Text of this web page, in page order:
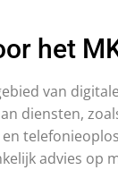
het
van
diensten,
advies op